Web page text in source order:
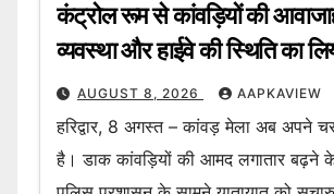
कंट्रोल रूम से कांवड़ियों की
व्यवस्था और हाईवे की स्थिति का
AUGUST 8, 2026 AAPKAVIEW
हरिद्वार, 8 अगस्त – कांवड़ मेला अब अपने
है। डाक कांवड़ियों की आमद लगातार बढ़ने